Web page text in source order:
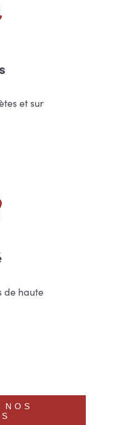
et sur
de haute
NOS